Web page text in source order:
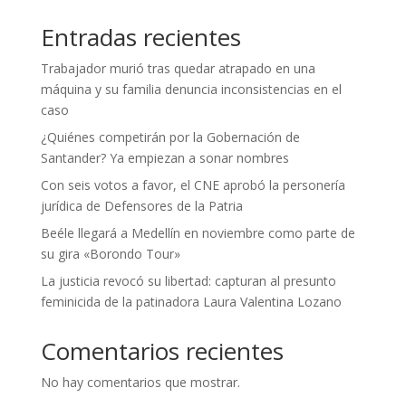
Entradas recientes
Trabajador murió tras quedar atrapado en una
máquina y su familia denuncia inconsistencias en el
caso
¿Quiénes competirán por la Gobernación de
Santander? Ya empiezan a sonar nombres
Con seis votos a favor, el CNE aprobó la personería
jurídica de Defensores de la Patria
Beéle llegará a Medellín en noviembre como parte de
su gira «Borondo Tour»
La justicia revocó su libertad: capturan al presunto
feminicida de la patinadora Laura Valentina Lozano
Comentarios recientes
No hay comentarios que mostrar.